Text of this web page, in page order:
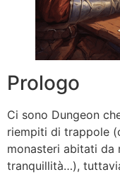
Prologo
Ci sono Dungeon
riempiti di trappole
monasteri abitati da
tranquillità…),